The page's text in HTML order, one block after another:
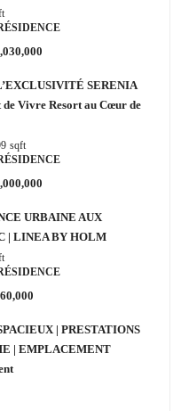
SERENIA
Vivre Resort au Cœur de
sqft
URBAINE AUX
| LINEA BY HOLM
| PRESTATIONS
| EMPLACEMENT